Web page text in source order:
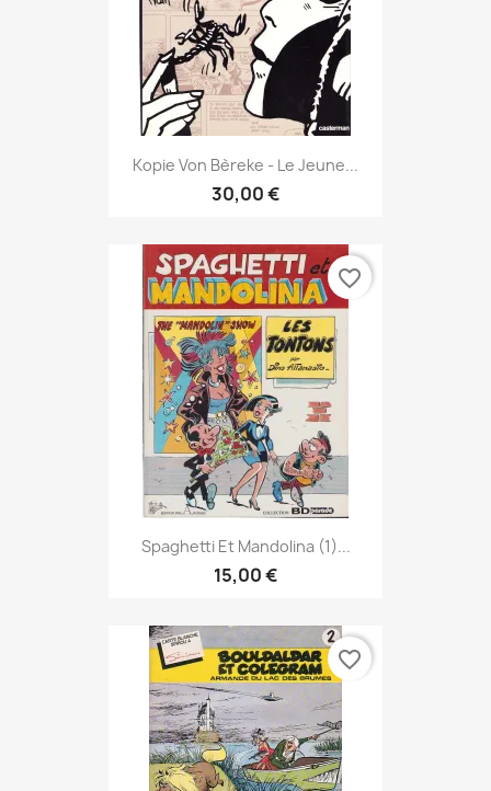
Kopie Von Bèreke - Le Jeune...
30,00 €
Spaghetti Et Mandolina (1)...
15,00 €
favorite_border
favorite_border